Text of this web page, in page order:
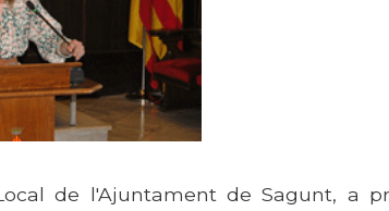
de l'Ajuntament de Sagunt, a